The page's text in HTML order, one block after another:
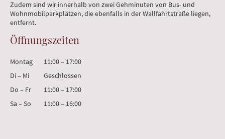
Zudem sind wir innerhalb von zwei Gehminuten von Bus- und
Wohnmobilparkplätzen, die ebenfalls in der Wallfahrtstraße liegen,
entfernt.
Montag 11:00– 17:00
Di– Mi
Geschlossen
Do – Fr 11:00– 17:00
Sa –So 11:00– 16:00
Öffnungszeiten